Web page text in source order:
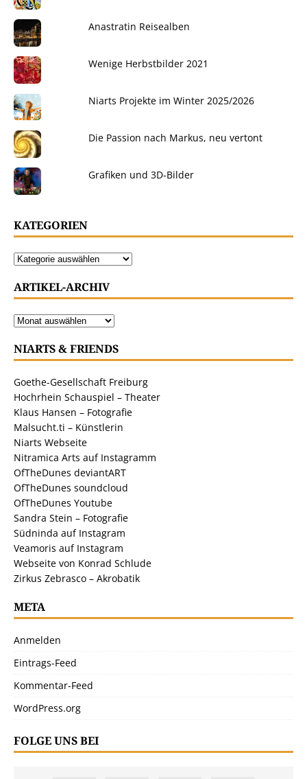
Anastratin Reisealben
Wenige Herbstbilder 2021
Niarts Projekte im Winter 2025/2026
Die Passion nach Markus, neu vertont
Grafiken und 3D-Bilder
KATEGORIEN
ARTIKEL-ARCHIV
NIARTS & FRIENDS
Goethe-Gesellschaft Freiburg
Hochrhein Schauspiel – Theater
Klaus Hansen – Fotografie
Malsucht.ti – Künstlerin
Niarts Webseite
Nitramica Arts auf Instagramm
OfTheDunes deviantART
OfTheDunes soundcloud
OfTheDunes Youtube
Sandra Stein – Fotografie
Südninda auf Instagram
Veamoris auf Instagram
Webseite von Konrad Schlude
Zirkus Zebrasco – Akrobatik
META
Anmelden
Eintrags-Feed
Kommentar-Feed
WordPress.org
FOLGE UNS BEI